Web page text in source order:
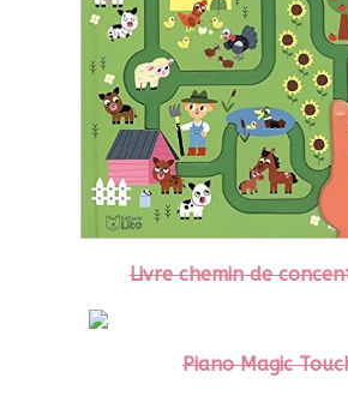
Livre chemin de
Piano Magic